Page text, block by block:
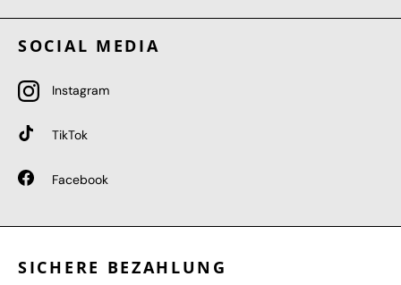
SOCIAL MEDIA
Instagram
TikTok
Facebook
SICHERE BEZAHLUNG